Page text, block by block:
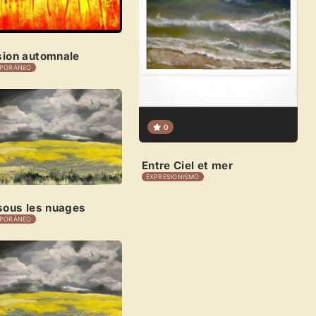
automnale
les nuages
0
Entre Ciel et mer
EXPRESIONISMO